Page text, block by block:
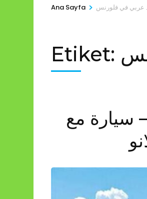
Ana Sayfa > عربي في فلورنس
Etiket:
سيارة مع